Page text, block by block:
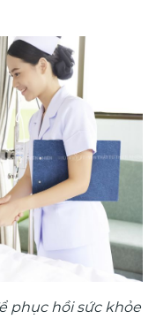
phục hồi sức khỏe